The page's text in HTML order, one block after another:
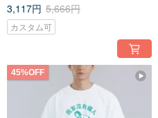
ト、アメリカンコットン、白 T
3,117円 5,666円
カスタム可
45%OFF